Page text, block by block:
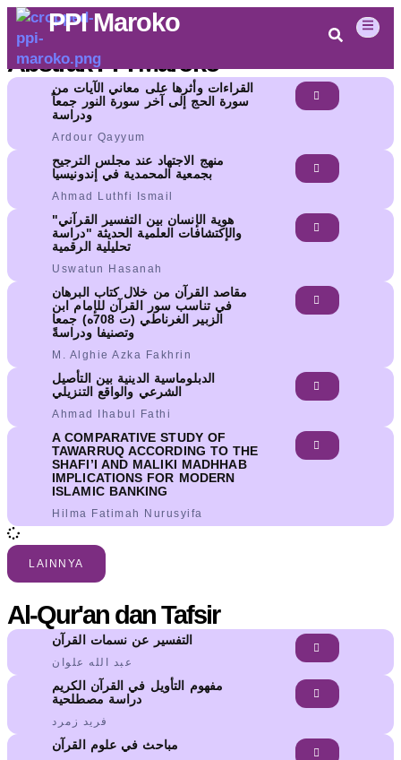
PPI Maroko
Perpustakaan PPI Maroko
Abstrak PPI Maroko
القراءات وأثرها على معاني الآيات من
سورة الحج إلى آخر سورة النور جمعاً
ودراسة
Ardour Qayyum
منهج الاجتهاد عند مجلس الترجيح
بجمعية المحمدية في إندونيسيا
Ahmad Luthfi Ismail
"هوية الإنسان بين التفسير القرآني
والإكتشافات العلمية الحديثة "دراسة
تحليلية الرقمية
Uswatun Hasanah
مقاصد القرآن من خلال كتاب البرهان
في تناسب سور القرآن للإمام ابن
الزبير الغرناطي (ت 708ه) جمعا
وتصنيفا ودراسةً
M. Alghie Azka Fakhrin
الدبلوماسية الدينية بين التأصيل
الشرعي والواقع التنزيلي
Ahmad Ihabul Fathi
A COMPARATIVE STUDY OF
TAWARRUQ ACCORDING TO THE
SHAFI’I AND MALIKI MADHHAB
IMPLICATIONS FOR MODERN
ISLAMIC BANKING
Hilma Fatimah Nurusyifa
LAINNYA
Al-Qur'an dan Tafsir
التفسير عن نسمات القرآن
عبد الله علوان
مفهوم التأويل في القرآن الكريم
دراسة مصطلحية
فريد زمرد
مباحث في علوم القرآن